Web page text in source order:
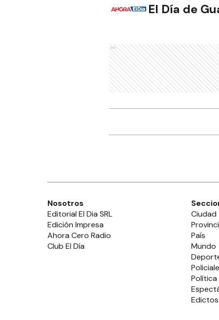
El Día de
Ads
Nosotros
Editorial El Dia SRL
Edición Impresa
Ahora Cero Radio
Club El Día
Ciudad
País
Mundo
Política
Edictos